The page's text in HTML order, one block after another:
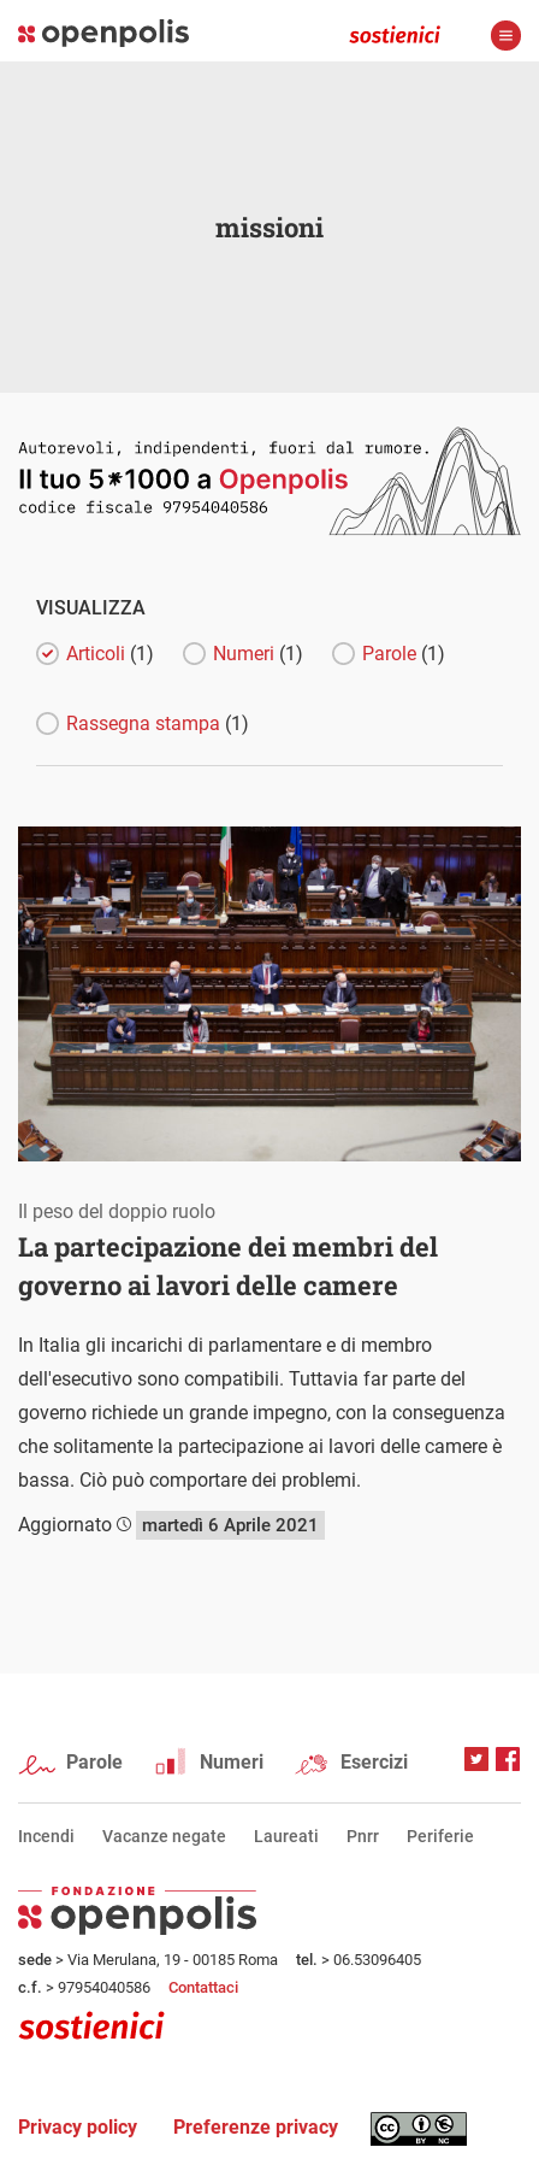
missioni
VISUALIZZA
Articoli (1) Numeri (1) Parole (1)
Rassegna stampa (1)
La partecipazione dei membri del
governo ai lavori delle camere
Il peso del doppio ruolo
In Italia gli incarichi di parlamentare e di membro
dell'esecutivo sono compatibili. Tuttavia far parte del
governo richiede un grande impegno, con la conseguenza
che solitamente la partecipazione ai lavori delle camere è
bassa. Ciò può comportare dei problemi.
Aggiornato
martedì 6 Aprile 2021
Parole Numeri Esercizi
Incendi Vacanze negate Laureati Pnrr Periferie
sede > Via Merulana, 19 - 00185 Roma tel. > 06.53096405
c.f. > 97954040586 Contattaci
Privacy policy Preferenze privacy